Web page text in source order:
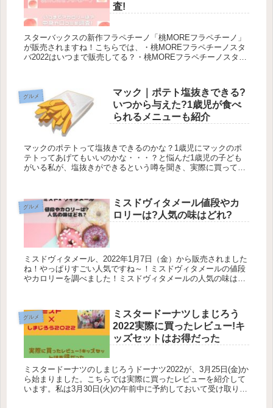
査!
スターバックスの新作フラペチーノ「桃MOREフラペチーノ」
が販売されますね！こちらでは、・桃MOREフラペチーノスタ
バ2022はいつまで販売してる？・桃MOREフラペチーノスタバ
グルメ
マック｜ポテト塩抜きできる?
いつから与えた?1歳児が食べ
られるメニューも紹介
マックのポテトって塩抜きできるのかな？1歳児にマックのポ
テトってあげてもいいのかな・・・？と悩んだ1歳児の子ども
がいる私が、塩抜きができるという噂を聞き、実際に買って食
グルメ
ミスドヴィタメール値段やカ
ロリーは?人気の味はどれ?
ミスドヴィタメール、2022年1月7日（金）から販売されました
ね！やっぱりすごい人気ですね～！ミスドヴィタメールの値段
やカロリーを調べました！ミスドヴィタメールの人気の味はど
グルメ
ミスタードーナツしまじろう
2022実際に買ったレビュー!キ
ッズセットはお得だった
ミスタードーナツのしまじろうドーナツ2022が、3月25日(金)か
ら始まりました。こちらでは実際に買ったレビューを紹介して
います。私は3月30日(火)の午前中に予約しておいて受け取りま